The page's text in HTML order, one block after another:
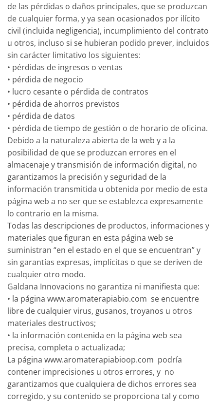
de las pérdidas o daños principales, que se produzcan
de cualquier forma, y ya sean ocasionados por ilícito
civil (incluida negligencia), incumplimiento del contrato
u otros, incluso si se hubieran podido prever, incluidos
sin carácter limitativo los siguientes:
• pérdidas de ingresos o ventas
• pérdida de negocio
• lucro cesante o pérdida de contratos
• pérdida de ahorros previstos
• pérdida de datos
• pérdida de tiempo de gestión o de horario de oficina.
Debido a la naturaleza abierta de la web y a la
posibilidad de que se produzcan errores en el
almacenaje y transmisión de información digital, no
garantizamos la precisión y seguridad de la
información transmitida u obtenida por medio de esta
página web a no ser que se establezca expresamente
lo contrario en la misma.
Todas las descripciones de productos, informaciones y
materiales que figuran en esta página web se
suministran “en el estado en el que se encuentran” y
sin garantías expresas, implícitas o que se deriven de
cualquier otro modo.
Galdana Innovacions no garantiza ni manifiesta que:
• la página www.aromaterapiabio.com se encuentre
libre de cualquier virus, gusanos, troyanos u otros
materiales destructivos;
• la información contenida en la página web sea
precisa, completa o actualizada;
La página www.aromaterapiabioop.com podría
contener imprecisiones u otros errores, y no
garantizamos que cualquiera de dichos errores sea
corregido, y su contenido se proporciona tal y como